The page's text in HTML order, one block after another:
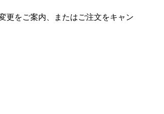
更をご案内、またはご注文をキャン